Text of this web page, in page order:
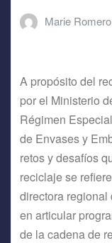
Marie Romero
A propósito del
por el Ministerio
Régimen
de Envases y
retos y desafíos
reciclaje se
directora regional
en articular
de la cadena de